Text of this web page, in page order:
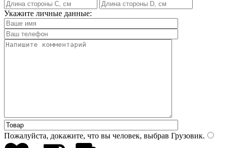
Укажите личные данные:
Пожалуйста, докажите, что вы человек, выбрав Грузовик.